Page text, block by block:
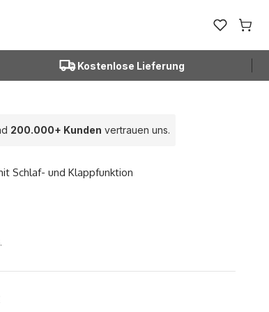
Favoriten
Kostenlose Lieferung
200.000+ Kunden vertrauen uns.
Schlaf- und Klappfunktion